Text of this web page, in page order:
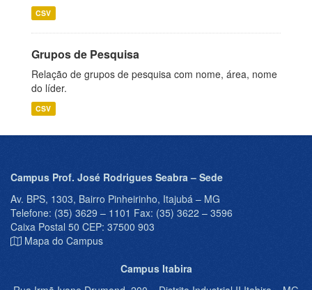
CSV
Grupos de Pesquisa
Relação de grupos de pesquisa com nome, área, nome
do líder.
CSV
Campus Prof. José Rodrigues Seabra – Sede
Av. BPS, 1303, Bairro Pinheirinho, Itajubá – MG
Telefone: (35) 3629 – 1101 Fax: (35) 3622 – 3596
Caixa Postal 50 CEP: 37500 903
Mapa do Campus
Campus Itabira